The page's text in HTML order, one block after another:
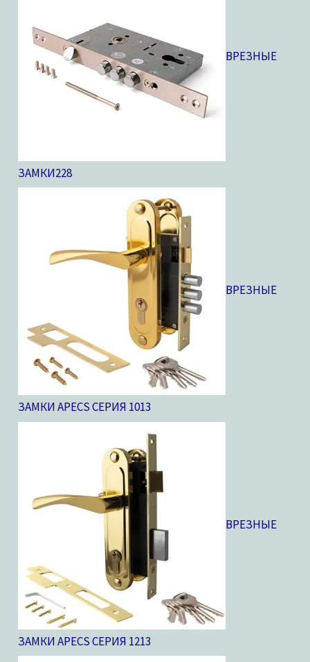
ВРЕЗНЫЕ
ЗАМКИ228
ВРЕЗНЫЕ
ЗАМКИ APECS СЕРИЯ 1013
ВРЕЗНЫЕ
ЗАМКИ APECS СЕРИЯ 1213